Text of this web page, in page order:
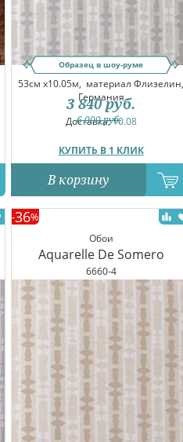
Образец в шоу-руме
53см x10.05м, материал Флизелин,
Германия
Доставка:10.08
КУПИТЬ В 1 КЛИК
6 000руб.
3 840 руб.
В корзину
Обои
Aquarelle De Somero
6660-4
-36%